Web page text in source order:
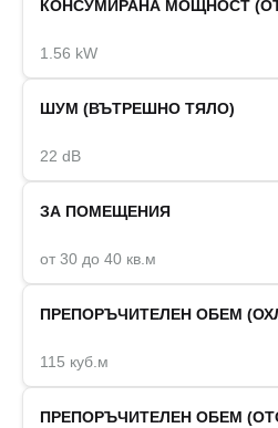
КОНСУМИРАНА МОЩНОСТ
1.56 kW
ШУМ (ВЪТРЕШНО ТЯЛО)
22 dB
ЗА ПОМЕЩЕНИЯ
от 30 до 40 кв.м
ПРЕПОРЪЧИТЕЛЕН ОБЕМ
115 куб.м
ПРЕПОРЪЧИТЕЛЕН ОБЕМ